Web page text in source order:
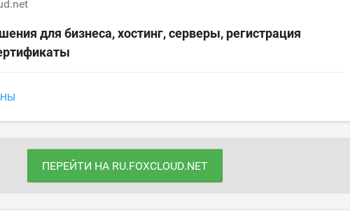
для бизнеса, хостинг, серверы, регистрация
ПЕРЕЙТИ НА RU.FOXCLOUD.NET